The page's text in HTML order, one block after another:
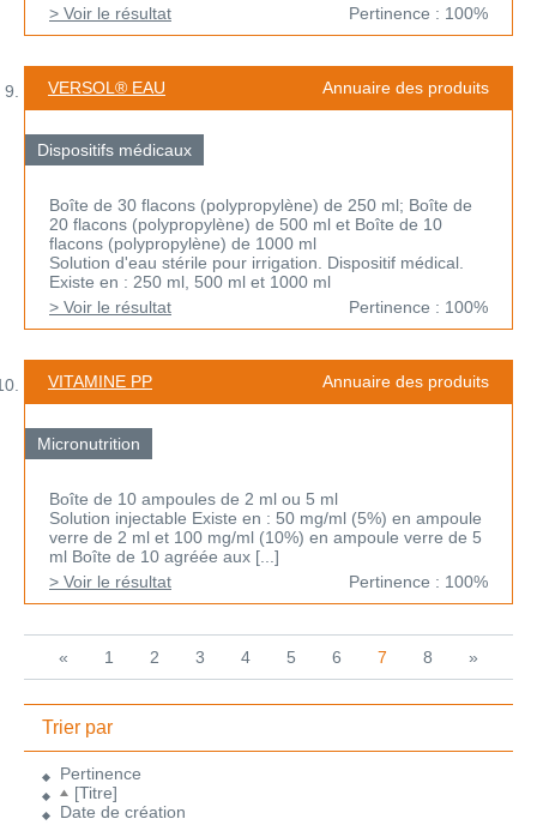
> Voir le résultat
Pertinence : 100%
VERSOL® EAU Annuaire des produits
Dispositifs médicaux
Boîte de 30 flacons (polypropylène) de 250 ml; Boîte de
20 flacons (polypropylène) de 500 ml et Boîte de 10
flacons (polypropylène) de 1000 ml
Solution d'eau stérile pour irrigation. Dispositif médical.
Existe en : 250 ml, 500 ml et 1000 ml
> Voir le résultat
Pertinence : 100%
VITAMINE PP Annuaire des produits
Micronutrition
Boîte de 10 ampoules de 2 ml ou 5 ml
Solution injectable Existe en : 50 mg/ml (5%) en ampoule
verre de 2 ml et 100 mg/ml (10%) en ampoule verre de 5
ml Boîte de 10 agréée aux [...]
> Voir le résultat
Pertinence : 100%
« 1 2 3 4 5 6 7 8 »
Trier par
Pertinence
[Titre]
Date de création